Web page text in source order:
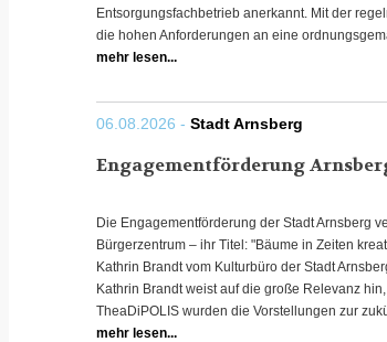
Entsorgungsfachbetrieb anerkannt. Mit der
die hohen Anforderungen an eine
mehr lesen...
06.08.2026 - Stadt Arnsberg
Engagementförderung
Die Engagementförderung der Stadt Arnsberg
Bürgerzentrum – ihr Titel: "Bäume in Zeiten
Kathrin Brandt vom Kulturbüro der Stadt
Kathrin Brandt weist auf die große Relevanz
TheaDiPOLIS wurden die Vorstellungen zur
mehr lesen...